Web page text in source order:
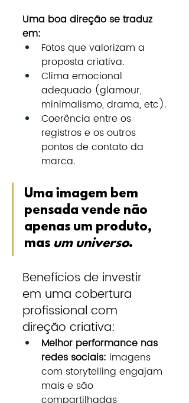
Uma boa direção se traduz
em:
Fotos que valorizam a
proposta criativa.
Clima emocional
adequado (glamour,
minimalismo, drama, etc).
Coerência entre os
registros e os outros
pontos de contato da
marca.
Uma imagem bem
pensada vende não
apenas um produto,
mas um universo.
Benefícios de investir
em uma cobertura
profissional com
direção criativa:
Melhor performance nas
redes sociais: imagens
com storytelling engajam
mais e são